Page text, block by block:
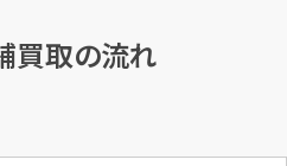
買取の流れ